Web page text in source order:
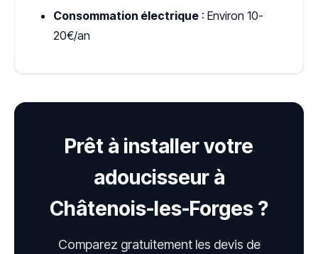
Consommation électrique : Environ 10-
20€/an
Prêt à installer votre
adoucisseur à
Châtenois-les-Forges ?
Comparez gratuitement les devis de